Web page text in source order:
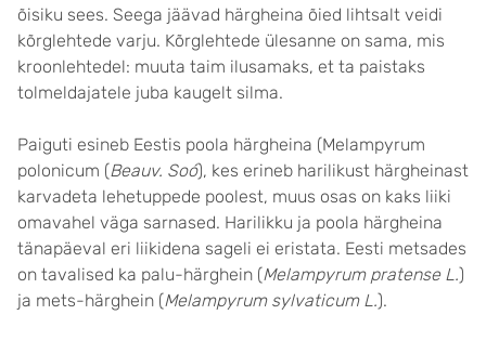
õisiku sees. Seega jäävad härgheina õied lihtsalt veidi
kõrglehtede varju. Kõrglehtede ülesanne on sama, mis
kroonlehtedel: muuta taim ilusamaks, et ta paistaks
tolmeldajatele juba kaugelt silma.
Paiguti esineb Eestis poola härgheina (Melampyrum
polonicum (Beauv. Soó), kes erineb harilikust härgheinast
karvadeta lehetuppede poolest, muus osas on kaks liiki
omavahel väga sarnased. Harilikku ja poola härgheina
tänapäeval eri liikidena sageli ei eristata. Eesti metsades
on tavalised ka palu-härghein (Melampyrum pratense L.)
ja mets-härghein (Melampyrum sylvaticum L.).